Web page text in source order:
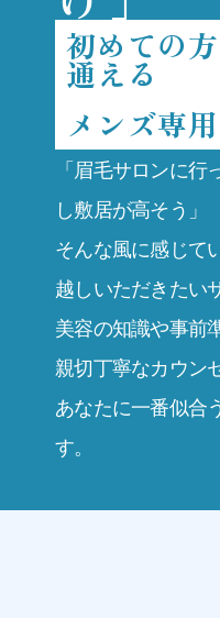
初めての
通える
メンズ専
「眉毛サロンに行
し敷居が高そう」
そんな風に感じて
越しいただきたい
美容の知識や事前
親切丁寧なカウン
あなたに一番似合
す。